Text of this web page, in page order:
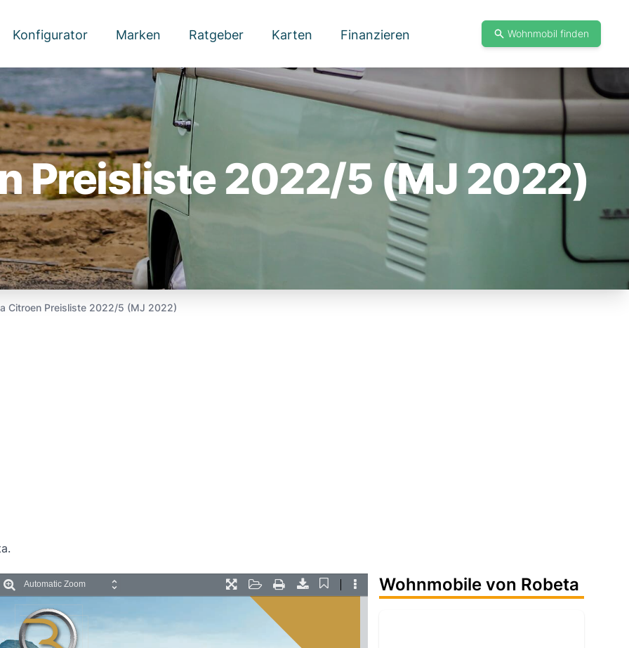
Konfigurator Marken Ratgeber Karten Finanzieren Wohnmobil finden
Preisliste 2022/5 (MJ 2022)
Citroen Preisliste 2022/5 (MJ 2022)
Mode
DownloadCurrent
Wohnmobile von Robeta